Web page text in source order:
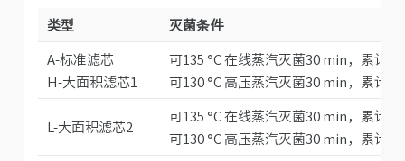
类型
灭菌条件
A-标准滤芯
H-大面积滤芯1
可135 °C 在线蒸汽灭菌30 min，累计
可130 °C 高压蒸汽灭菌30 min，累计50
L-大面积滤芯2
可135 °C 在线蒸汽灭菌30 min，累计
可130 °C 高压蒸汽灭菌30 min，累计30